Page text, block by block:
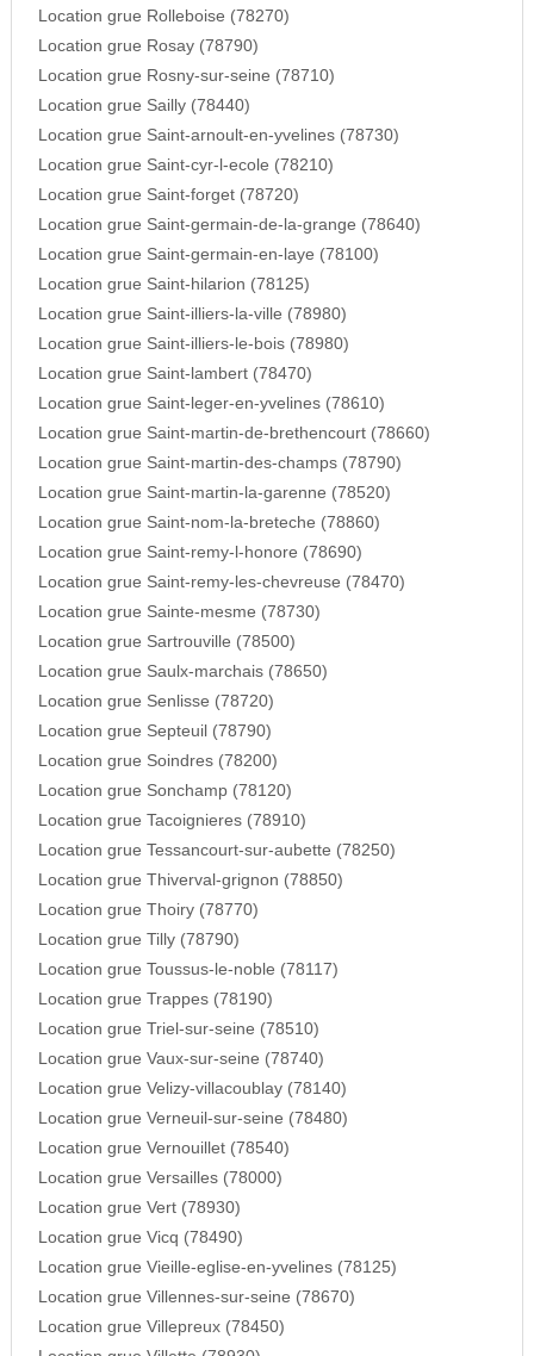
Location grue Rolleboise (78270)
Location grue Rosay (78790)
Location grue Rosny-sur-seine (78710)
Location grue Sailly (78440)
Location grue Saint-arnoult-en-yvelines (78730)
Location grue Saint-cyr-l-ecole (78210)
Location grue Saint-forget (78720)
Location grue Saint-germain-de-la-grange (78640)
Location grue Saint-germain-en-laye (78100)
Location grue Saint-hilarion (78125)
Location grue Saint-illiers-la-ville (78980)
Location grue Saint-illiers-le-bois (78980)
Location grue Saint-lambert (78470)
Location grue Saint-leger-en-yvelines (78610)
Location grue Saint-martin-de-brethencourt (78660)
Location grue Saint-martin-des-champs (78790)
Location grue Saint-martin-la-garenne (78520)
Location grue Saint-nom-la-breteche (78860)
Location grue Saint-remy-l-honore (78690)
Location grue Saint-remy-les-chevreuse (78470)
Location grue Sainte-mesme (78730)
Location grue Sartrouville (78500)
Location grue Saulx-marchais (78650)
Location grue Senlisse (78720)
Location grue Septeuil (78790)
Location grue Soindres (78200)
Location grue Sonchamp (78120)
Location grue Tacoignieres (78910)
Location grue Tessancourt-sur-aubette (78250)
Location grue Thiverval-grignon (78850)
Location grue Thoiry (78770)
Location grue Tilly (78790)
Location grue Toussus-le-noble (78117)
Location grue Trappes (78190)
Location grue Triel-sur-seine (78510)
Location grue Vaux-sur-seine (78740)
Location grue Velizy-villacoublay (78140)
Location grue Verneuil-sur-seine (78480)
Location grue Vernouillet (78540)
Location grue Versailles (78000)
Location grue Vert (78930)
Location grue Vicq (78490)
Location grue Vieille-eglise-en-yvelines (78125)
Location grue Villennes-sur-seine (78670)
Location grue Villepreux (78450)